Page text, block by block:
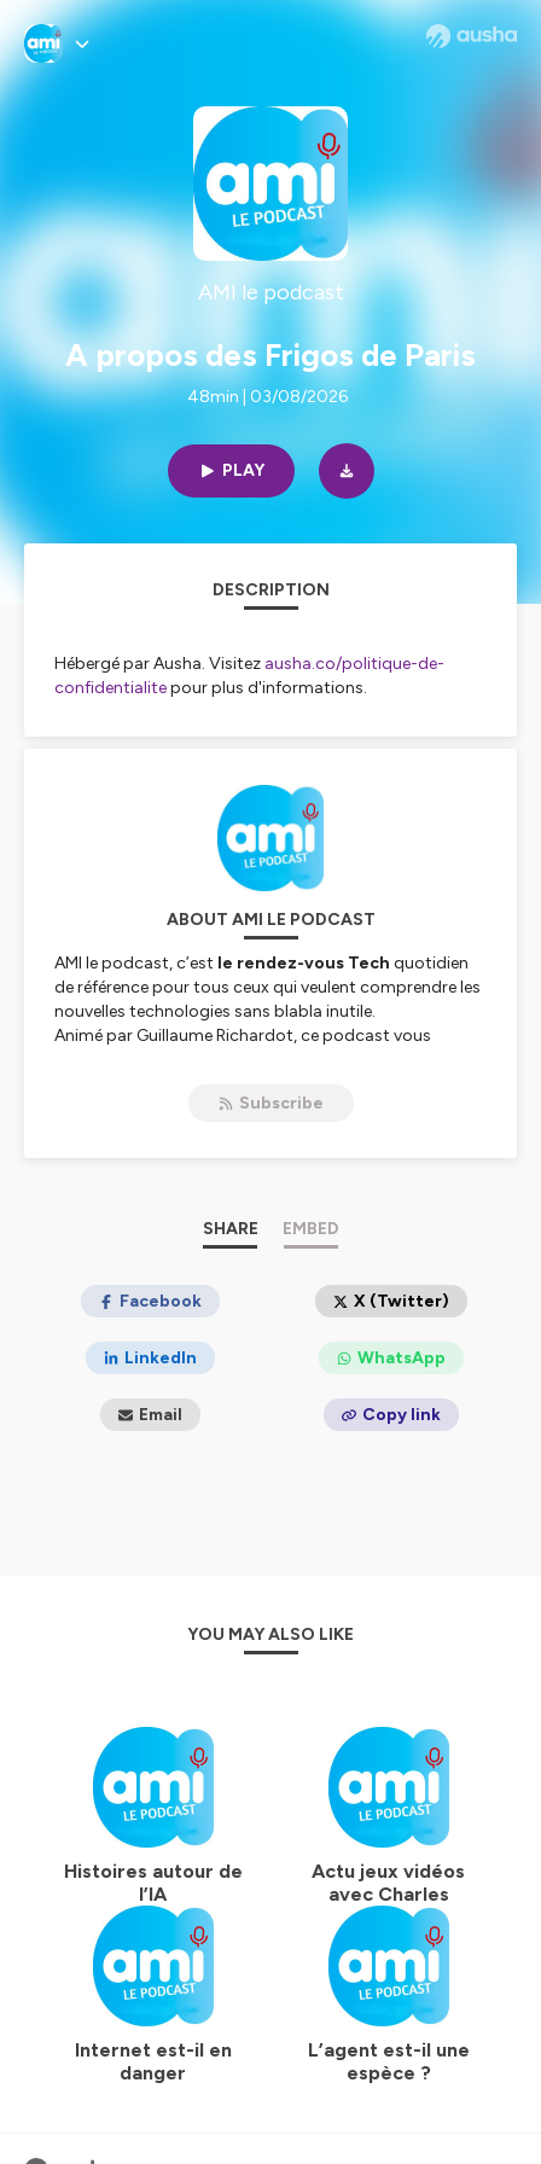
AMI le podcast
A propos des Frigos de Paris
48min | 03/08/2026
PLAY
DESCRIPTION
Hébergé par Ausha. Visitez ausha.co/politique-de-
confidentialitepour plus d'informations.
ABOUT AMI LE PODCAST
AMI le podcast, c’est le rendez-vous Tech quotidien
de référence pour tous ceux qui veulent comprendre les
nouvelles technologies sans blabla inutile.
Animé par Guillaume Richardot, ce podcast vous
avancées en hardware, impacts sociétaux de la tech,
veulent rester à la pointe sans y passer des heures. Un
vrai « réacteur » d’infos tech en constante évolution !
Hébergé par Ausha. Visitez
ausha.co/politique-de-
Subscribe
SHARE EMBED
Facebook X (Twitter)
LinkedIn WhatsApp
Email Copy link
YOU MAY ALSO LIKE
Histoires autour de
l’IA
Actu jeux vidéos
avec Charles
Internet est-il en
danger
L’agent est-il une
espèce ?